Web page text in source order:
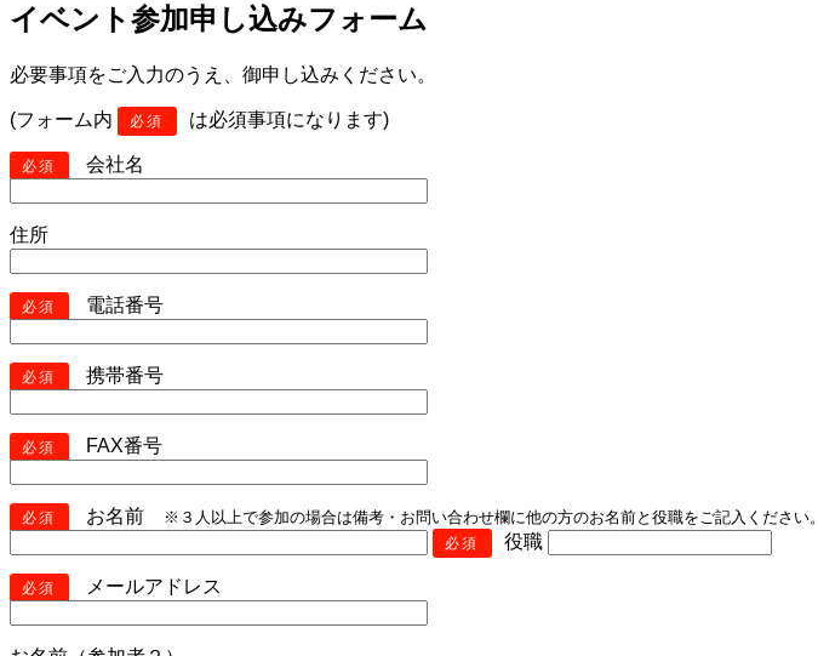
イベント参加申し込みフォーム
必要事項をご入力のうえ、御申し込みください。
(フォーム内 必須 は必須事項になります)
必須 会社名
住所
必須 電話番号
必須 携帯番号
必須 FAX番号
必須 お名前 ※３人以上で参加の場合は備考・お問い合わせ欄に他の方のお名前と役職をご記入ください。
必須 役職
必須 メールアドレス